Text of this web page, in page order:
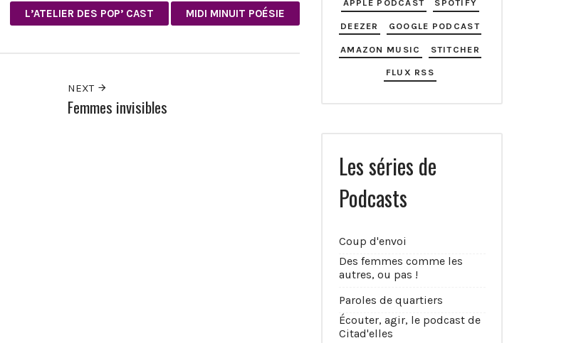
L’ATELIER DES POP’ CAST MIDI MINUIT POÉSIE
NEXT
Femmes invisibles
APPLE PODCAST SPOTIFY
DEEZER GOOGLE PODCAST
AMAZON MUSIC STITCHER
FLUX RSS
Les séries de
Podcasts
Coup d'envoi
Des femmes comme les
autres, ou pas !
Paroles de quartiers
Écouter, agir, le podcast de
Citad'elles